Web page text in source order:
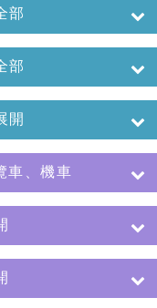
部
部
開
車、機車